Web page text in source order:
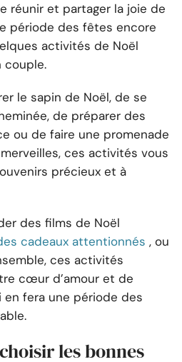
réunir et partager la joie de
période des fêtes encore
activités de Noël
couple.
le sapin de Noël, de se
de préparer des
ou de faire une promenade
ces activités vous
précieux et à
des films de Noël
cadeaux attentionnés , ou
ces activités
cœur d’amour et de
en fera une période des
les bonnes